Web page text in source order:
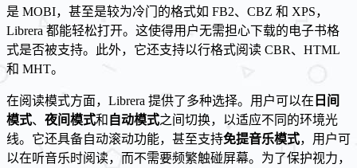
是 MOBI，甚至是较为冷门的格式如 FB2、CBZ 和 XPS，
Librera 都能轻松打开。这使得用户无需担心下载的电子书格
式是否被支持。此外，它还支持以行格式阅读 CBR、HTML
和 MHT。
在阅读模式方面，Librera 提供了多种选择。用户可以在 日间
模式、 夜间模式和 自动模式之间切换，以适应不同的环境光
线。它还具备自动滚动功能，甚至支持免提音乐模式，用户可
以在听音乐时阅读，而不需要频繁触碰屏幕。为了保护视力，